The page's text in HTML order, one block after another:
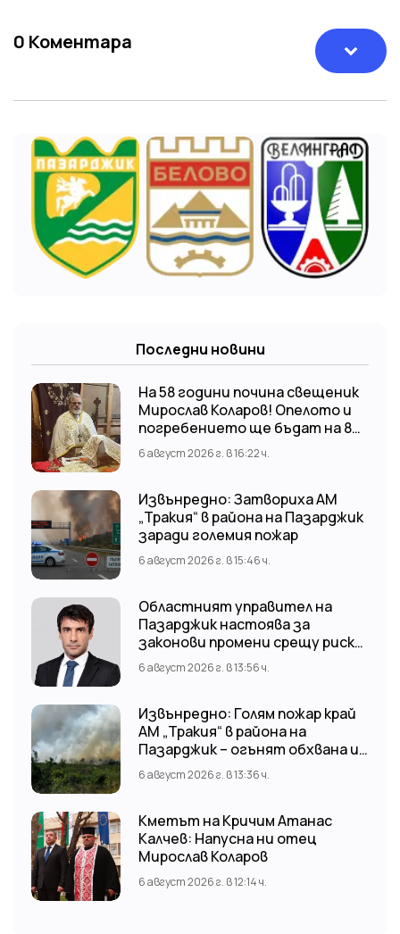
0 Коментара
Последни новини
На 58 години почина свещеник
Мирослав Коларов! Опелото и
погребението ще бъдат на 8
август (събота) от 11:00 часа в
храм “Св. Св. Козма и Дамян”, гр.
6 август 2026 г. в 16:22 ч.
Извънредно: Затвориха АМ
„Тракия“ в района на Пазарджик
заради големия пожар
6 август 2026 г. в 15:46 ч.
Областният управител на
Пазарджик настоява за
законови промени срещу риска
от наводнения
6 август 2026 г. в 13:56 ч.
Извънредно: Голям пожар край
АМ „Тракия“ в района на
Пазарджик – огънят обхвана и
лозови масиви
6 август 2026 г. в 13:36 ч.
Кметът на Кричим Атанас
Калчев: Напусна ни отец
Мирослав Коларов
6 август 2026 г. в 12:14 ч.